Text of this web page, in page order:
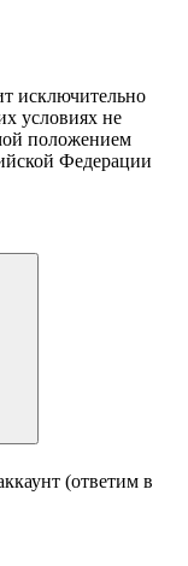
исключительно
условиях не
положением
Федерации
(ответим в